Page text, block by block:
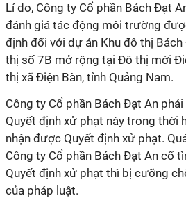
Lí do, Công ty Cổ phần Bách Đạt
đánh giá tác động môi trường
định đối với dự án Khu đô thị
thị số 7B mở rộng tại Đô thị mới
thị xã Điện Bàn, tỉnh Quảng Nam.
Công ty Cổ phần Bách Đạt An
Quyết định xử phạt này trong thời
nhận được Quyết định xử phạt.
Công ty Cổ phần Bách Đạt An cố
Quyết định xử phạt thì bị cưỡng
của pháp luật.